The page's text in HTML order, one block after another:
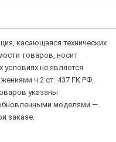
касающаяся технических
товаров, носит
условиях не является
ч.2 ст. 437 ГК РФ.
указаны
моделями —
заказе.